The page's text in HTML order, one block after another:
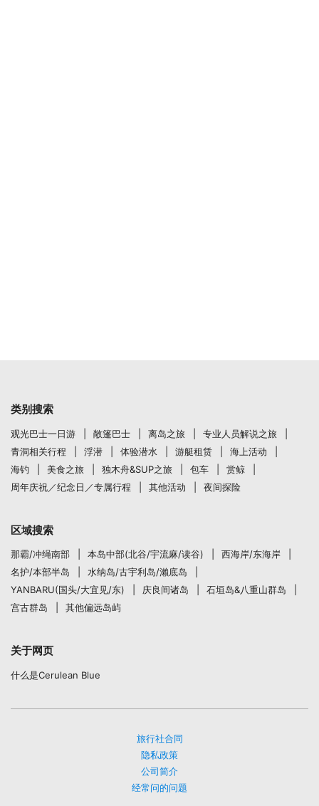
类别搜索
观光巴士一日游 敞篷巴士 离岛之旅
专业人员解说之旅
青洞相关行程
浮潜 体验潜水 游艇租赁
海上活动
海钓
美食之旅 独木舟&SUP之旅 包车
赏鲸
周年庆祝／纪念日／专属行程
其他活动 夜间探险
区域搜索
那霸/冲绳南部 本岛中部(北谷/宇流麻/读谷)
西海岸/东海岸
名护/本部半岛
水纳岛/古宇利岛/瀨底岛
YANBARU(国头/大宜见/东)
庆良间诸岛
石垣岛&八重山群岛
宫古群岛
其他偏远岛屿
关于网页
什么是Cerulean Blue
旅行社合同
隐私政策
公司简介
经常问的问题